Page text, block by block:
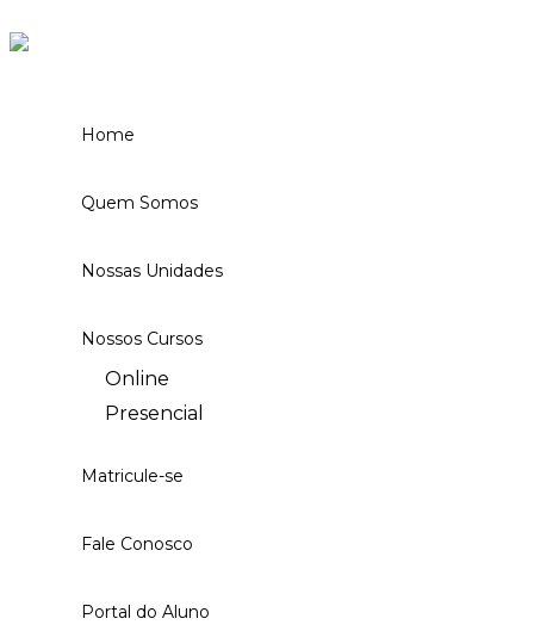
Home
Quem Somos
Nossas Unidades
Nossos Cursos
Online
Presencial
Matricule-se
Fale Conosco
Portal do Aluno